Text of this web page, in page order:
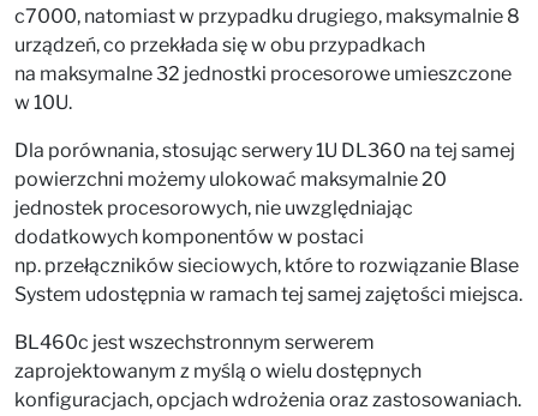
c7000, natomiast w przypadku drugiego, maksymalnie 8
urządzeń, co przekłada się w obu przypadkach
na maksymalne 32 jednostki procesorowe umieszczone
w 10U.
Dla porównania, stosując serwery 1U DL360 na tej samej
powierzchni możemy ulokować maksymalnie 20
jednostek procesorowych, nie uwzględniając
dodatkowych komponentów w postaci
np. przełączników sieciowych, które to rozwiązanie Blase
System udostępnia w ramach tej samej zajętości miejsca.
BL460c jest wszechstronnym serwerem
zaprojektowanym z myślą o wielu dostępnych
konfiguracjach, opcjach wdrożenia oraz zastosowaniach.